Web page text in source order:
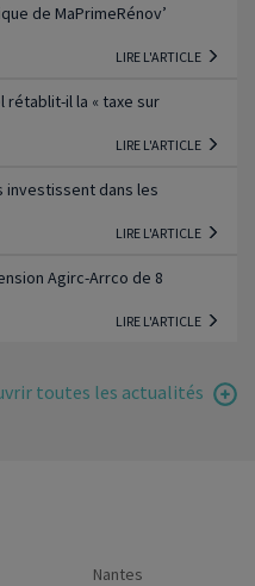
de MaPrimeRénov’
LIRE L'ARTICLE
rétablit-il la « taxe sur
LIRE L'ARTICLE
investissent dans les
LIRE L'ARTICLE
Agirc-Arrco de 8
LIRE L'ARTICLE
toutes les actualités
Nantes